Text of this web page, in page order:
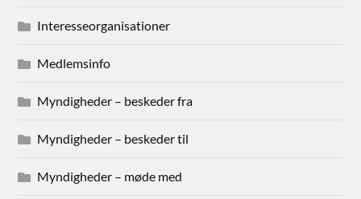
Interesseorganisationer
Medlemsinfo
Myndigheder – beskeder fra
Myndigheder – beskeder til
Myndigheder – møde med